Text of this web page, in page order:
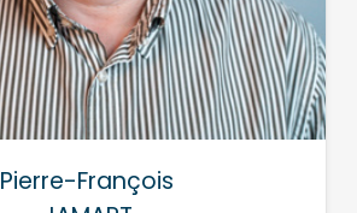
Pierre-François